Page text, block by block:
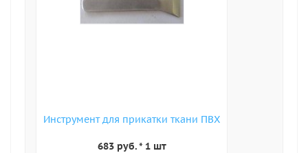
Инструмент для прикатки ткани ПВХ
683 руб. * 1 шт